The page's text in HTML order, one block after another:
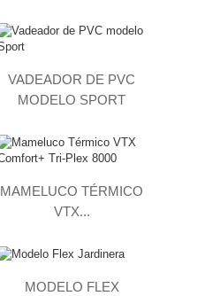
VADEADOR DE PVC
MODELO SPORT
MAMELUCO TÉRMICO
VTX...
MODELO FLEX